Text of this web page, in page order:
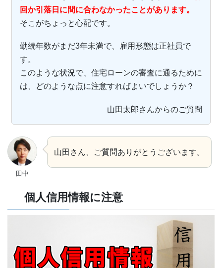
回か引落日に間に合わなかったことがあります。
そこがちょっと心配です。
勤続年数がまだ3年未満で、雇用形態は正社員で
す。
このような状況で、住宅ローンの審査に通るために
は、どのような点に注意すればよいでしょうか？
山田太郎さんからのご質問
田中
山田さん、ご質問ありがとうございます。
個人信用情報に注意